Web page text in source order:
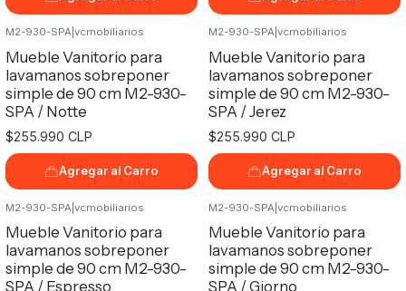
M2-930-SPA| vcmobiliarios
Mueble Vanitorio para
lavamanos sobreponer
simple de 90 cm M2-930-
SPA / Notte
$255.990 CLP
Agregar al Carro
M2-930-SPA| vcmobiliarios
Mueble Vanitorio para
lavamanos sobreponer
simple de 90 cm M2-930-
SPA / Jerez
$255.990 CLP
Agregar al Carro
M2-930-SPA vcmobiliarios
Mueble Vanitorio para
lavamanos sobreponer
simple de 90 cm M2-930-
SPA / Espresso
M2-930-SPA vcmobiliarios
Mueble Vanitorio para
lavamanos sobreponer
simple de 90 cm M2-930-
SPA / Giorno